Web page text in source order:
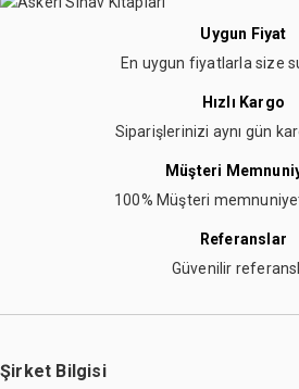
Uygun Fiyat
En uygun fiyatlarla size
Hızlı Kargo
Siparişlerinizi aynı gün
Müşteri
100% Müşteri
Referanslar
Güvenilir
Şirket Bilgisi